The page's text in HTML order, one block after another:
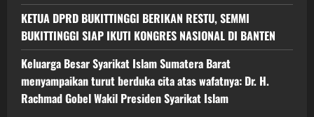
KETUA DPRD BUKITTINGGI BERIKAN RESTU, SEMMI
BUKITTINGGI SIAP IKUTI KONGRES NASIONAL DI BANTEN
Keluarga Besar Syarikat Islam Sumatera Barat
menyampaikan turut berduka cita atas wafatnya: Dr. H.
Rachmad Gobel Wakil Presiden Syarikat Islam